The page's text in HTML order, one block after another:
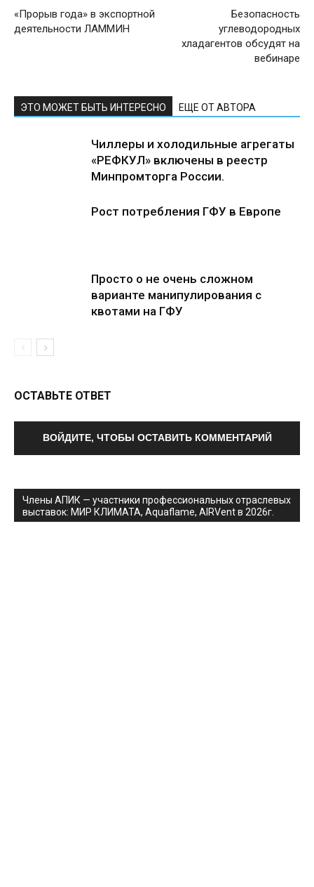
«Прорыв года» в экспортной
деятельности ЛАММИН
Безопасность
углеводородных
хладагентов обсудят на
вебинаре
ЭТО МОЖЕТ БЫТЬ ИНТЕРЕСНО ЕЩЕ ОТ АВТОРА
Чиллеры и холодильные агрегаты
«РЕФКУЛ» включены в реестр
Минпромторга России.
Рост потребления ГФУ в Европе
Просто о не очень сложном
варианте манипулирования с
квотами на ГФУ
ОСТАВЬТЕ ОТВЕТ
ВОЙДИТЕ, ЧТОБЫ ОСТАВИТЬ КОММЕНТАРИЙ
Члены АПИК — участники профессиональных отраслевых
выставок: МИР КЛИМАТА, Aquaflame, AIRVent в 2026г.